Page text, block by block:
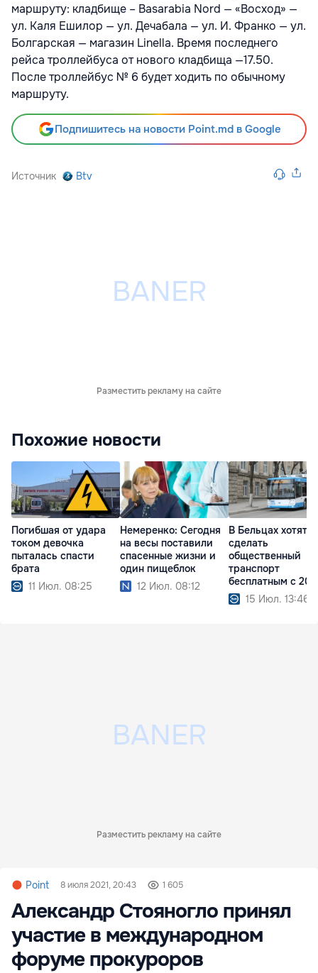
маршруту: кладбище – Basarabia Nord — «Восход» —
ул. Каля Ешилор — ул. Дечабала — ул. И. Франко — ул.
Болгарская — магазин Linella. Время последнего
рейса троллейбуса от нового кладбища —17.50.
После троллейбус № 6 будет ходить по обычному
маршруту.
Подпишитесь на новости Point.md в Google
Источник Btv
Разместить рекламу на сайте
Похожие новости
Погибшая от удара
током девочка
пыталась спасти
брата
11 Июл. 08:25
Немеренко: Сегодня
на весы поставили
спасенные жизни и
один пищеблок
12 Июл. 08:12
В Бельцах хотят
сделать
общественный
транспорт
бесплатным с
года15 Июл. 13:46
Разместить рекламу на сайте
Point 8 июля 2021, 20:43 1 605
Александр Стояногло принял
участие в международном
форуме прокуроров